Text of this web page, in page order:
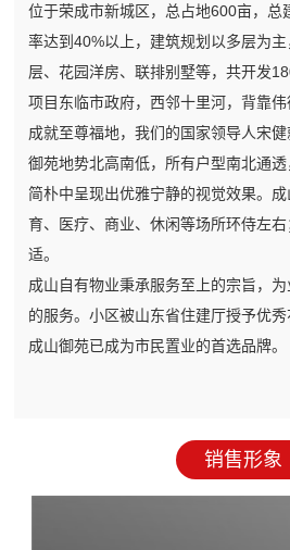
位于荣成市新城区，总占地600亩，总
率达到40%以上，建筑规划以多层为
层、花园洋房、联排别墅等，共开发
项目东临市政府，西邻十里河，背靠
成就至尊福地，我们的国家领导人宋健
御苑地势北高南低，所有户型南北通
简朴中呈现出优雅宁静的视觉效果。
育、医疗、商业、休闲等场所环侍左
适。
成山自有物业秉承服务至上的宗旨，
的服务。小区被山东省住建厅授予优
成山御苑已成为市民置业的首选品牌。
销售形象